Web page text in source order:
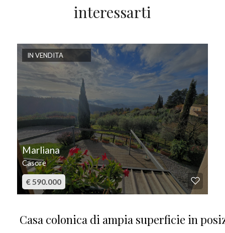
interessarti
IN VENDITA
Marliana
Casore
€ 590.000
Casa colonica di ampia superficie in